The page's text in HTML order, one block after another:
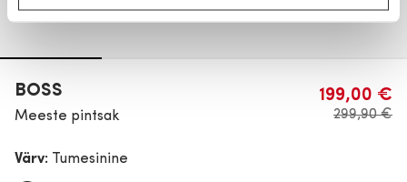
BOSS
Meeste pintsak
199,00 €
299,90 €
Värv: Tumesinine